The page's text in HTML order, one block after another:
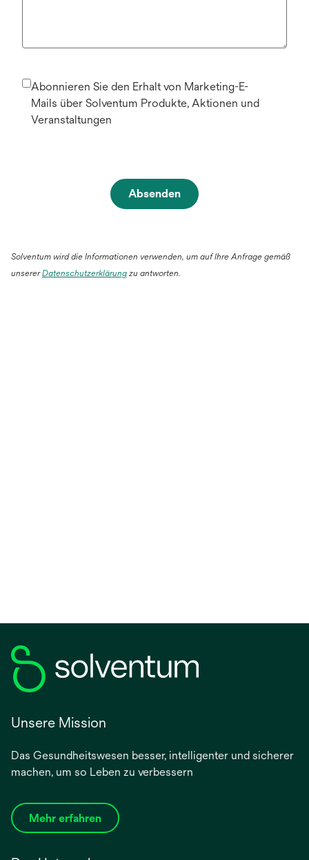
Abonnieren Sie den Erhalt von Marketing-E-
Mails über Solventum Produkte, Aktionen und
Veranstaltungen
Absenden
Solventum wird die Informationen verwenden, um auf Ihre Anfrage gemäß
unsererDatenschutzerklärung zu antworten.
Unsere Mission
Das Gesundheitswesen besser, intelligenter und sicherer
machen, um so Leben zu verbessern
Mehr erfahren